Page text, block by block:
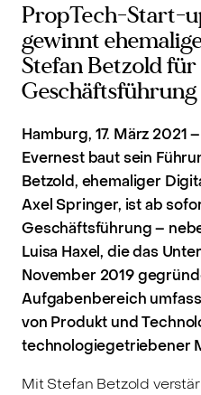
PropTech-Start-
gewinnt
Stefan Betzold für
Geschäftsführung
Hamburg, 17. März
Evernest baut sein
Betzold, ehemaliger
Axel Springer, ist ab
Geschäftsführung –
Luisa Haxel, die das
November 2019
Aufgabenbereich
von Produkt und
technologiegetriebener
Mit Stefan Betzold